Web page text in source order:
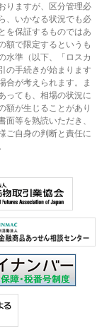
りますが、区分管理必
、いかなる状況でも必
を保証するものではあ
額で限定するというも
水準（以下、「ロスカ
の手続きが始まります
合が考えられます。ま
っても、相場の状況に
額が生じることがあり
等を熟読いただき、
ご自身の判断と責任に